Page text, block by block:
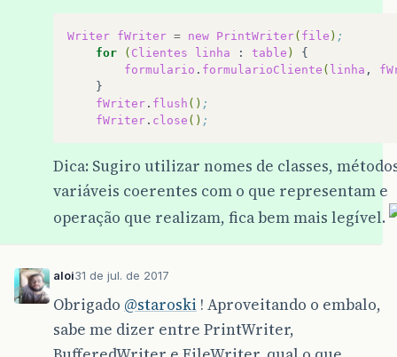
Writer fWriter = new PrintWriter( file ) ;
for
( Clientes linha : table )
formulario . formularioCliente ( linha ,
fWriter . flush () ;
fWriter . close () ;
Dica: Sugiro utilizar nomes de classes,
variáveis coerentes com o que representam e
operação que realizam, fica bem mais legível.
aloi31 de jul. de 2017
Obrigado @staroski ! Aproveitando o embalo,
sabe me dizer entre PrintWriter,